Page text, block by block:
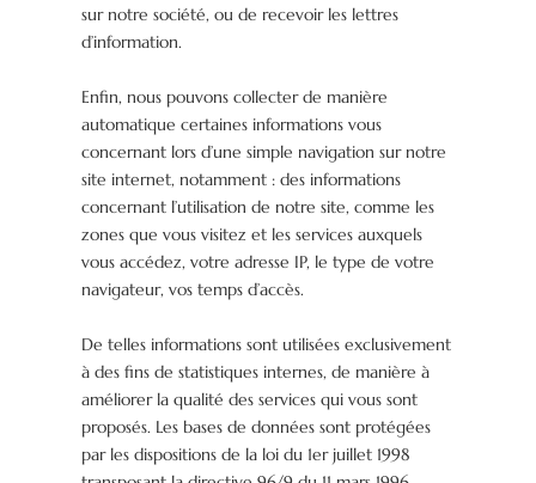
sur notre société, ou de recevoir les lettres
d’information.
Enfin, nous pouvons collecter de manière
automatique certaines informations vous
concernant lors d’une simple navigation sur notre
site internet, notamment : des informations
concernant l’utilisation de notre site, comme les
zones que vous visitez et les services auxquels
vous accédez, votre adresse IP, le type de votre
navigateur, vos temps d’accès.
De telles informations sont utilisées exclusivement
à des fins de statistiques internes, de manière à
améliorer la qualité des services qui vous sont
proposés. Les bases de données sont protégées
par les dispositions de la loi du 1er juillet 1998